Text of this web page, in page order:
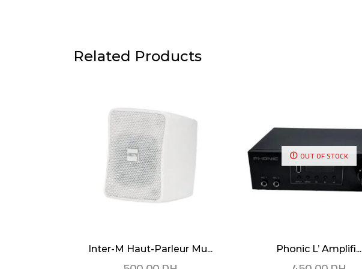
Related Products
Inter-M Haut-Parleur Mu...
OUT OF STOCK
Phonic L’ Amplifi...